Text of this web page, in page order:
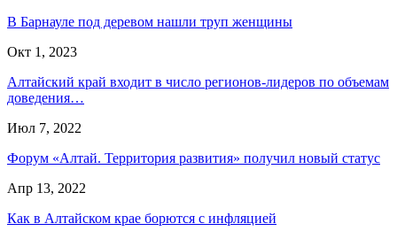
В Барнауле под деревом нашли труп женщины
Окт 1, 2023
Алтайский край входит в число регионов-лидеров по объемам
доведения…
Июл 7, 2022
Форум «Алтай. Территория развития» получил новый статус
Апр 13, 2022
Как в Алтайском крае борются с инфляцией